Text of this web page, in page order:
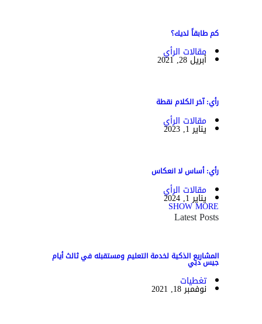
كم طابقاً لديك؟
مقالات الرأي
أبريل 28, 2021
رأي: آخر الكلام نقطة
مقالات الرأي
يناير 1, 2023
رأي: أساس لا انعكاس
مقالات الرأي
يناير 1, 2024
SHOW MORE
Latest Posts
المشاريع الذكية لخدمة التعليم ومستقبله في ثالث أيام
جيس دبي
تغطيات
نوفمبر 18, 2021